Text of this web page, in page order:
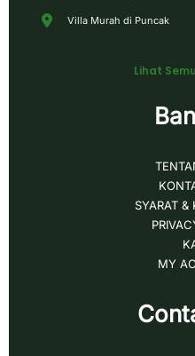
Villa Murah di Puncak
Lihat
SYARAT &
MY